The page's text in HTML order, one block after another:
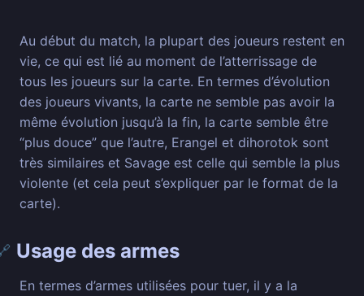
Au début du match, la plupart des joueurs restent en
vie, ce qui est lié au moment de l’atterrissage de
tous les joueurs sur la carte. En termes d’évolution
des joueurs vivants, la carte ne semble pas avoir la
même évolution jusqu’à la fin, la carte semble être
“plus douce” que l’autre, Erangel et dihorotok sont
très similaires et Savage est celle qui semble la plus
violente (et cela peut s’expliquer par le format de la
carte).
Usage des armes
En termes d’armes utilisées pour tuer, il y a la